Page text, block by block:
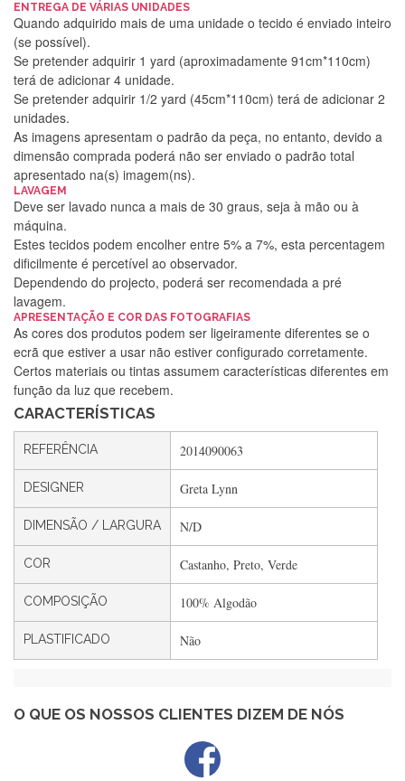
ENTREGA DE VÁRIAS UNIDADES
Quando adquirido mais de uma unidade o tecido é enviado inteiro
(se possível).
Se pretender adquirir 1 yard (aproximadamente 91cm*110cm)
terá de adicionar 4 unidade.
Se pretender adquirir 1/2 yard (45cm*110cm) terá de adicionar 2
unidades.
As imagens apresentam o padrão da peça, no entanto, devido a
dimensão comprada poderá não ser enviado o padrão total
apresentado na(s) imagem(ns).
LAVAGEM
Deve ser lavado nunca a mais de 30 graus, seja à mão ou à
máquina.
Estes tecidos podem encolher entre 5% a 7%, esta percentagem
dificilmente é percetível ao observador.
Dependendo do projecto, poderá ser recomendada a pré
lavagem.
APRESENTAÇÃO E COR DAS FOTOGRAFIAS
As cores dos produtos podem ser ligeiramente diferentes se o
ecrã que estiver a usar não estiver configurado corretamente.
Certos materiais ou tintas assumem características diferentes em
função da luz que recebem.
CARACTERÍSTICAS
REFERÊNCIA 2014090063
DESIGNER Greta Lynn
DIMENSÃO / LARGURA N/D
COR Castanho, Preto, Verde
COMPOSIÇÃO 100% Algodão
PLASTIFICADO Não
O QUE OS NOSSOS CLIENTES DIZEM DE NÓS
Silvia Lopes
Encomenda direitinha. Rapidez e segurança. Volto a
encomendar.
Silvia André
Gostei ,Serviço bastante rápido. recomendo
Filipa Freire
Rápido, atendimento 5*. Hoje chegará a segunda encomenda
feita de muitas certamente❤️
estrelas